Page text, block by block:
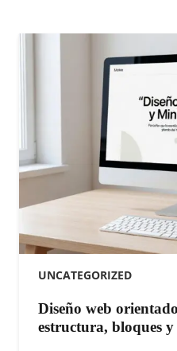
UNCATEGORIZED
Diseño web
estructura, bloques